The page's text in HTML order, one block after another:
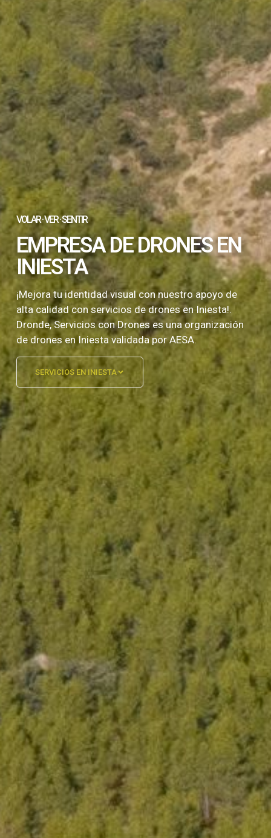
VOLAR · VER · SENTIR
EMPRESA DE DRONES EN
INIESTA
¡Mejora tu identidad visual con nuestro apoyo de
alta calidad con servicios de drones en Iniesta!.
Dronde, Servicios con Drones es una organización
de drones en Iniesta validada por AESA.
SERVICIOS EN INIESTA